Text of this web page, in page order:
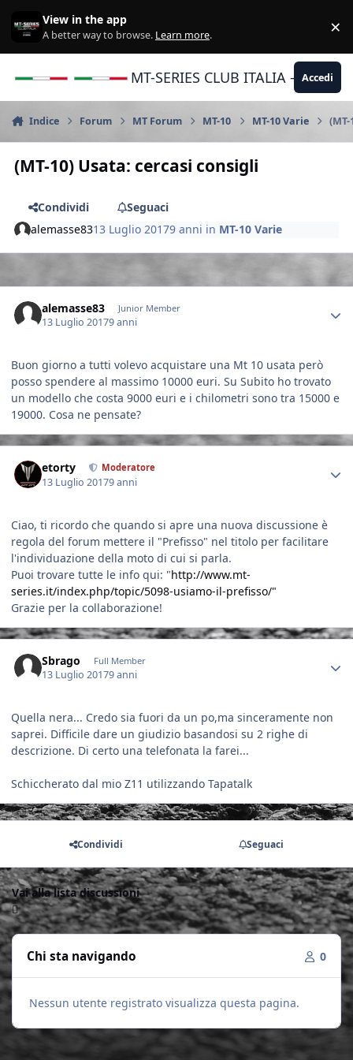
View in the app
A better way to browse. Learn more. ×
MT-SERIES CLUB ITALIA -Accedi
Indice Forum MT Forum MT-10 MT-10 Varie
(MT-10) Usata: cercasi consigli
Condividi
Seguaci
alemasse8313 Luglio 20179 anni in MT-10 Varie
alemasse83 Junior Member
13 Luglio 20179 anni
Buon giorno a tutti volevo acquistare una Mt 10 usata però
posso spendere al massimo 10000 euri. Su Subito ho trovato
un modello che costa 9000 euri e i chilometri sono tra 15000 e
19000. Cosa ne pensate?
etorty Moderatore
13 Luglio 20179 anni
Ciao, ti ricordo che quando si apre una nuova discussione è
regola del forum mettere il "Prefisso" nel titolo per facilitare
l'individuazione della moto di cui si parla.
Puoi trovare tutte le info qui: "http://www.mt-
series.it/index.php/topic/5098-usiamo-il-prefisso/"
Grazie per la collaborazione!
Sbrago Full Member
13 Luglio 20179 anni
Quella nera... Credo sia fuori da un po,ma sinceramente non
saprei. Difficile dare un giudizio basandosi su 2 righe di
descrizione. Di certo una telefonata la farei...
Schiccherato dal mio Z11 utilizzando Tapatalk
Condividi Seguaci
Vai alla lista discussioni
Chi sta navigando 0
Nessun utente registrato visualizza questa pagina.